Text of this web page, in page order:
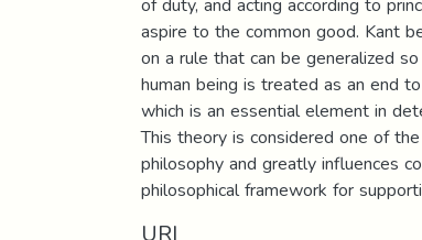
aspire to the common good. Kant
on a rule that can be generalized
human being is treated as an end
which is an essential element in
This theory is considered one of
philosophy and greatly influences
philosophical framework for